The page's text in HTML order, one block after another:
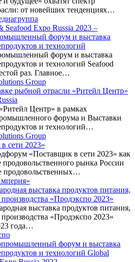
от новейших тенденциях…
Expo Russia 2023 –
форум и выставка
и технологий
форум и выставка
и технологий Seafood
раз. Главное…
Group
рыбной отрасли «Ритейл Центр»
Центр» в рамках
форума и Выставки
и технологий…
Group
сети 2023»
«Поставщик в сети 2023» как
продовольственного рынка России
продовольственных…
выставка продуктов питания,
«Продэкспо 2023»
выставка продуктов питания,
«Продэкспо 2023»
года…
форум и выставка
и технологий Global